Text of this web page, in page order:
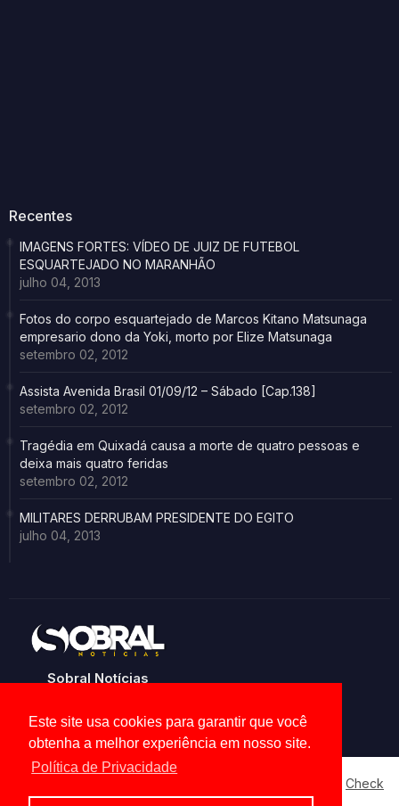
Este site usa cookies para garantir que você
obtenha a melhor experiência em nosso site.
Política de Privacidade
Recentes
IMAGENS FORTES: VÍDEO DE JUIZ DE FUTEBOL
ESQUARTEJADO NO MARANHÃO
julho 04, 2013
Fotos do corpo esquartejado de Marcos Kitano Matsunaga
empresario dono da Yoki, morto por Elize Matsunaga
setembro 02, 2012
Assista Avenida Brasil 01/09/12 – Sábado [Cap.138]
setembro 02, 2012
Tragédia em Quixadá causa a morte de quatro pessoas e
deixa mais quatro feridas
setembro 02, 2012
MILITARES DERRUBAM PRESIDENTE DO EGITO
julho 04, 2013
Sobral Notícias
Home About Contact us Privacy Policy
Check
Now